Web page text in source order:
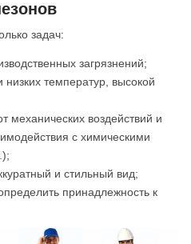
задач:
загрязнений;
низких температур, высокой
механических воздействий и
с химическими
и стильный вид;
принадлежность к